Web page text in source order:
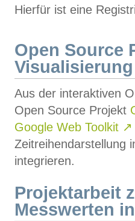
Hierfür ist eine
Open Source
Visualisierung
Aus der interaktiven
Open Source Projekt
Google Web Toolkit ↗
Zeitreihendarstellung
integrieren.
Projektarbeit
Messwerten